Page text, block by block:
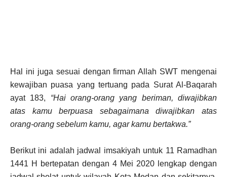
Hal ini juga sesuai dengan firman Allah SWT mengenai
kewajiban puasa yang tertuang pada Surat Al-Baqarah
ayat 183, “Hai orang-orang yang beriman, diwajibkan
atas kamu berpuasa sebagaimana diwajibkan atas
orang-orang sebelum kamu, agar kamu bertakwa.”
Berikut ini adalah jadwal imsakiyah untuk 11 Ramadhan
1441 H bertepatan dengan 4 Mei 2020 lengkap dengan